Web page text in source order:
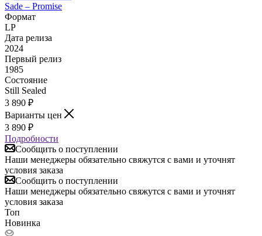
Sade – Promise
Формат
LP
Дата релиза
2024
Первый релиз
1985
Состояние
Still Sealed
3 890 ₽
Варианты цен
3 890 ₽
Подробности
Сообщить о поступлении
Наши менеджеры обязательно свяжутся с вами и уточнят
условия заказа
Сообщить о поступлении
Наши менеджеры обязательно свяжутся с вами и уточнят
условия заказа
Топ
Новинка